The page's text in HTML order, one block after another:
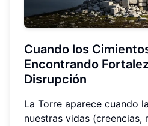
Cuando los
Encontrando
Disrupción
La Torre aparece cuando
nuestras vidas (creencias,